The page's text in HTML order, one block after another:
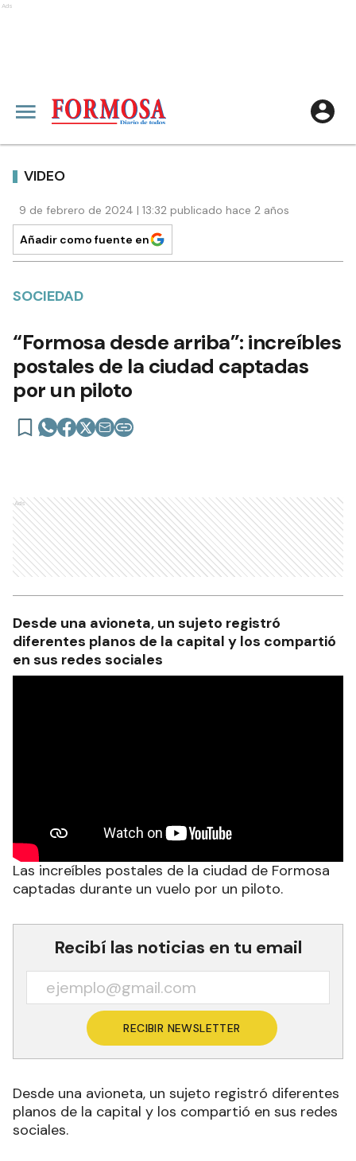
Ads
VIDEO
9 de febrero de 2024 | 13:32 publicado hace 2 años
Añadir como fuente en
SOCIEDAD
“Formosa desde arriba”: increíbles
postales de la ciudad captadas
por un piloto
Ads
Desde una avioneta, un sujeto registró
diferentes planos de la capital y los compartió
en sus redes sociales
Las increíbles postales de la ciudad de Formosa
captadas durante un vuelo por un piloto.
Recibí las noticias en tu email
RECIBIR NEWSLETTER
Desde una avioneta, un sujeto registró diferentes
planos de la capital y los compartió en sus redes
sociales.